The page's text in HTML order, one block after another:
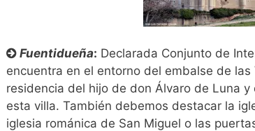
Fuentidueña: Declarada Conjunto de
encuentra en el entorno del embalse de
residencia del hijo de don Álvaro de Luna
esta villa. También debemos destacar la
iglesia románica de San Miguel o las